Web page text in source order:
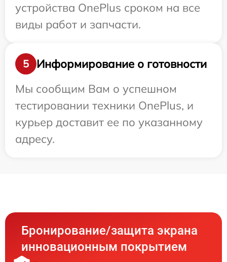
устройства OnePlus сроком на все
виды работ и запчасти.
5
Информирование о готовности
Мы сообщим Вам о успешном
тестировании техники OnePlus, и
курьер доставит ее по указанному
адресу.
Бронирование/защита экрана
инновационным покрытием